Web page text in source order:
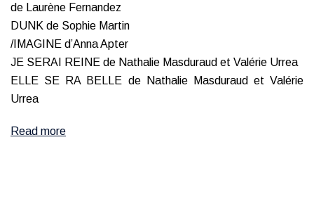
de Laurène Fernandez
DUNK de Sophie Martin
/IMAGINE d’Anna Apter
JE SERAI REINE de Nathalie Masduraud et Valérie Urrea
ELLE SE RA BELLE de Nathalie Masduraud et Valérie
Urrea
Read more